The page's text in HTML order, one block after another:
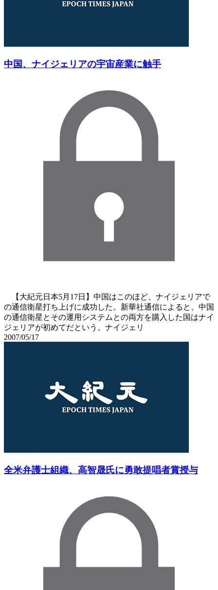
中国、ナイジェリアの宇宙産業に触手
【大紀元日本5月17日】中国はこのほど、ナイジェリアで
の通信衛星打ち上げに成功した。新華社通信によると、中国
の通信衛星とその運用システムとの両方を購入した国はナイ
ジェリアが初めてだという。ナイジェリ
2007/05/17
全米弁護士組織、高智晟氏に勇敢提唱者賞授与